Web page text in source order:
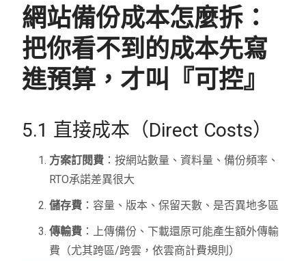
網站備份成本怎麼拆：
把你看不到的成本先寫
進預算，才叫『可控』
5.1 直接成本（Direct Costs）
方案訂閱費 ：按網站數量、資料量、備份頻率、
RTO承諾差異很大
儲存費 ：容量、版本、保留天數、是否異地多區
傳輸費 ：上傳備份、下載還原可能產生額外傳輸
費（尤其跨區/跨雲，依雲商計費規則）